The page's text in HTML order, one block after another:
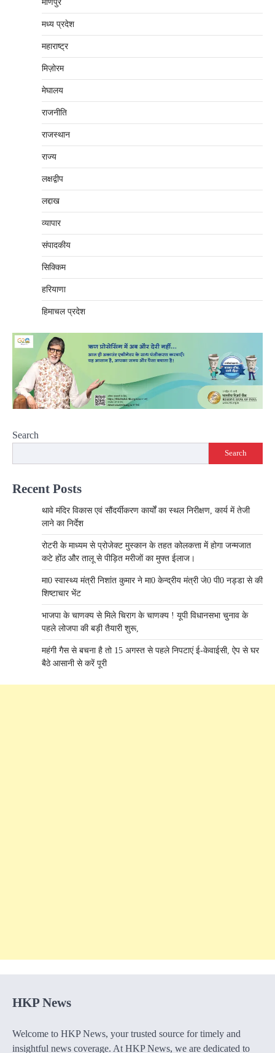
मणिपुर
मध्‍य प्रदेश
महाराष्‍ट्र
मिज़ोरम
मेघालय
राजनीति
राजस्थान
राज्य
लक्षद्वीप
लद्दाख
व्यापार
संपादकीय
सिक्किम
हरियाणा
हिमाचल प्रदेश
Search
Search
Recent Posts
थावे मंदिर विकास एवं सौंदर्यीकरण कार्यों का स्थल निरीक्षण, कार्य में तेजी
लाने का निर्देश
रोटरी के माध्यम से प्रोजेक्ट मुस्कान के तहत कोलकत्ता में होगा जन्मजात
कटे होंठ और तालू से पीड़ित मरीजों का मुफ्त ईलाज।
मा0 स्वास्थ्य मंत्री निशांत कुमार ने मा0 केन्द्रीय मंत्री जे0 पी0 नड्डा से की
शिष्टाचार भेंट
भाजपा के चाणक्य से मिले चिराग के चाणक्य ! यूपी विधानसभा चुनाव के
पहले लोजपा की बड़ी तैयारी शुरू,
महंगी गैस से बचना है तो 15 अगस्त से पहले निपटाएं ई-केवाईसी, ऐप से घर
बैठे आसानी से करें पूरी
HKP News
Welcome to HKP News, your trusted source for timely and
insightful news coverage. At HKP News, we are dedicated to